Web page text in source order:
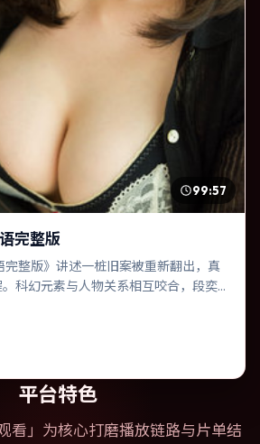
99:57
完整版
完整版》讲述一桩旧案被重新翻出，真
科幻元素与人物关系相互咬合，段奕
为出彩。导演维伦纽瓦善于在长镜头
澳大利亚实地取景，增强真实质感。
平台特色
看 」为核心打磨播放链路与片单结